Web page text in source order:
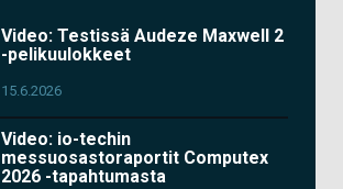
Video: Testissä Audeze Maxwell 2
-pelikuulokkeet
15.6.2026
Video: io-techin
messuosastoraportit Computex
2026 -tapahtumasta